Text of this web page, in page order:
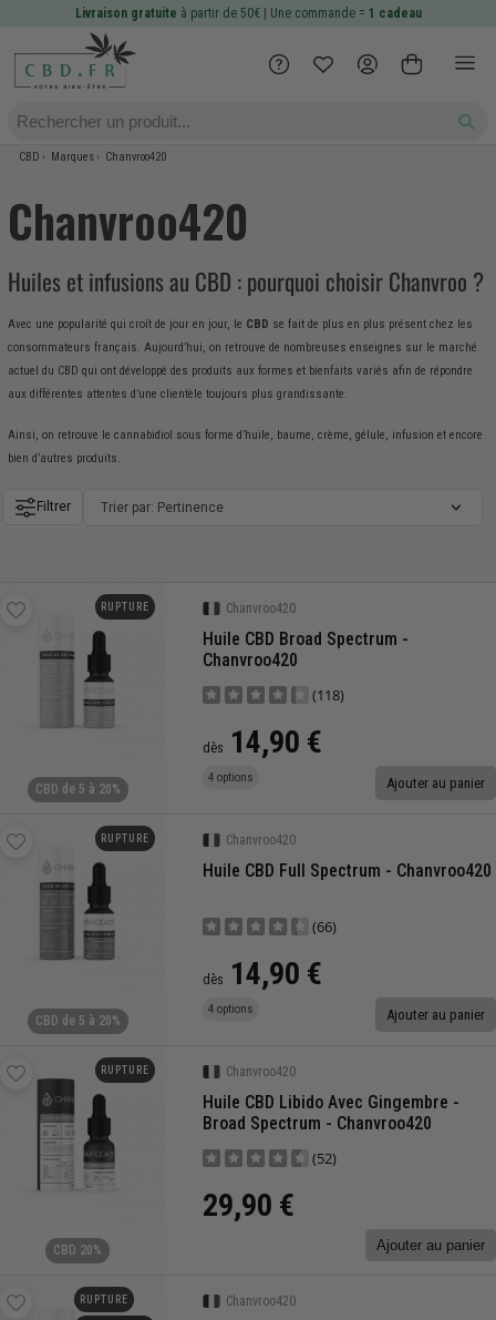
Livraison gratuite à partir de 50€ | Une commande = 1 cadeau
CBD Marques Chanvroo420
Chanvroo420
Huiles et infusions au CBD : pourquoi choisir Chanvroo ?
Avec une popularité qui croît de jour en jour, le CBD se fait de plus en plus présent chez les
consommateurs français. Aujourd’hui, on retrouve de nombreuses enseignes sur le marché
actuel du CBD qui ont développé des produits aux formes et bienfaits variés afin de répondre
aux différentes attentes d’une clientèle toujours plus grandissante.
Ainsi, on retrouve le cannabidiol sous forme d’huile, baume, crème, gélule, infusion et encore
bien d’autres produits.
Filtrer Trier par: Pertinence
RUPTURE
CBD de 5 à 20%
Chanvroo420
Huile CBD Broad Spectrum -
Chanvroo420
(118)
dès 14,90 €
4 options Ajouter au panier
RUPTURE
CBD de 5 à 20%
Chanvroo420
Huile CBD Full Spectrum - Chanvroo420
(66)
dès 14,90 €
4 options Ajouter au panier
RUPTURE
CBD 20%
Chanvroo420
Huile CBD Libido Avec Gingembre -
Broad Spectrum - Chanvroo420
(52)
29,90 €
Ajouter au panier
RUPTURE Chanvroo420